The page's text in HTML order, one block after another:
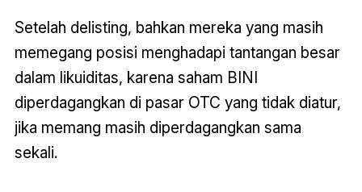
Setelah delisting, bahkan mereka yang masih
memegang posisi menghadapi tantangan besar
dalam likuiditas, karena saham BINI
diperdagangkan di pasar OTC yang tidak diatur,
jika memang masih diperdagangkan sama
sekali.